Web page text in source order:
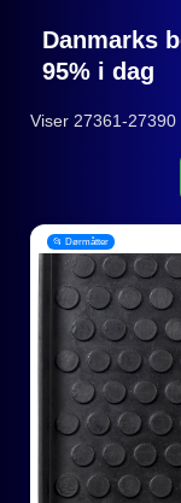
Danmarks
95% i dag
Viser 27361-
📂 Dørmåtter